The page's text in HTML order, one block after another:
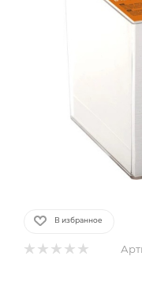
В избранное